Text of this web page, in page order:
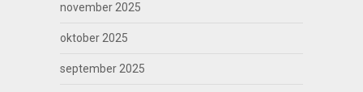
november 2025
oktober 2025
september 2025